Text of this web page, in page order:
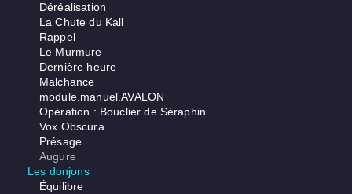
Déréalisation
La Chute du Kall
Rappel
Le Murmure
Dernière heure
Malchance
module.manuel.AVALON
Opération : Bouclier de Séraphin
Vox Obscura
Présage
Augure
Les donjons
Équilibre